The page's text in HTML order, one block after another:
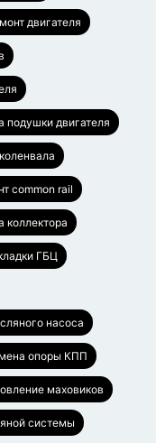
двигателя
подушки двигателя
common rail
коллектора
ГБЦ
насоса
опоры КПП
маховиков
системы